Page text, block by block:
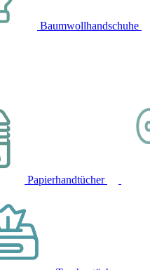
Baumwollhandschuhe
Papierhandtücher